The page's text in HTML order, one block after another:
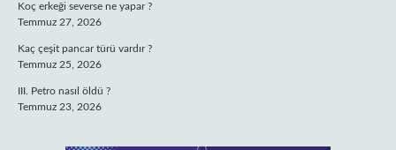
Koç erkeği severse ne yapar ?
Temmuz 27, 2026
Kaç çeşit pancar türü vardır ?
Temmuz 25, 2026
III. Petro nasıl öldü ?
Temmuz 23, 2026